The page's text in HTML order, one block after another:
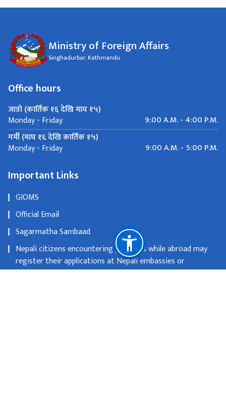
Ministry of Foreign Affairs
Singhadurbar, Kathmandu
Office hours
जाडो (कार्तिक १६ देखि माघ १५)
Monday - Friday
9:00 A.M. - 4:00 P.M.
गर्मी (माघ १६ देखि कार्तिक १५)
Monday - Friday 9:00 A.M. - 5:00 P.M.
Important Links
GIOMS
Official Email
Sagarmatha Sambaad
Nepali citizens encountering problems while abroad may
register their applications at Nepali embassies or
consulates